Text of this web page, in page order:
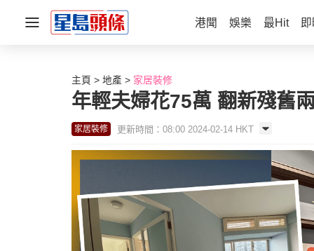
港聞 娛樂 最Hit
主頁 地產 家居裝修
年輕夫婦花75萬 翻新殘舊
家居裝修 更新時間：08:00 2024-02-14 HKT